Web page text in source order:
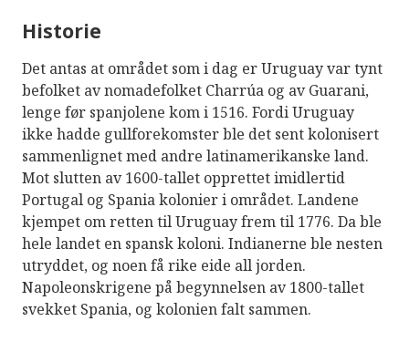
Historie
Det antas at området som i dag er Uruguay var tynt
befolket av nomadefolket Charrúa og av Guarani,
lenge før spanjolene kom i 1516. Fordi Uruguay
ikke hadde gullforekomster ble det sent kolonisert
sammenlignet med andre latinamerikanske land.
Mot slutten av 1600-tallet opprettet imidlertid
Portugal og Spania kolonier i området. Landene
kjempet om retten til Uruguay frem til 1776. Da ble
hele landet en spansk koloni. Indianerne ble nesten
utryddet, og noen få rike eide all jorden.
Napoleonskrigene på begynnelsen av 1800-tallet
svekket Spania, og kolonien falt sammen.